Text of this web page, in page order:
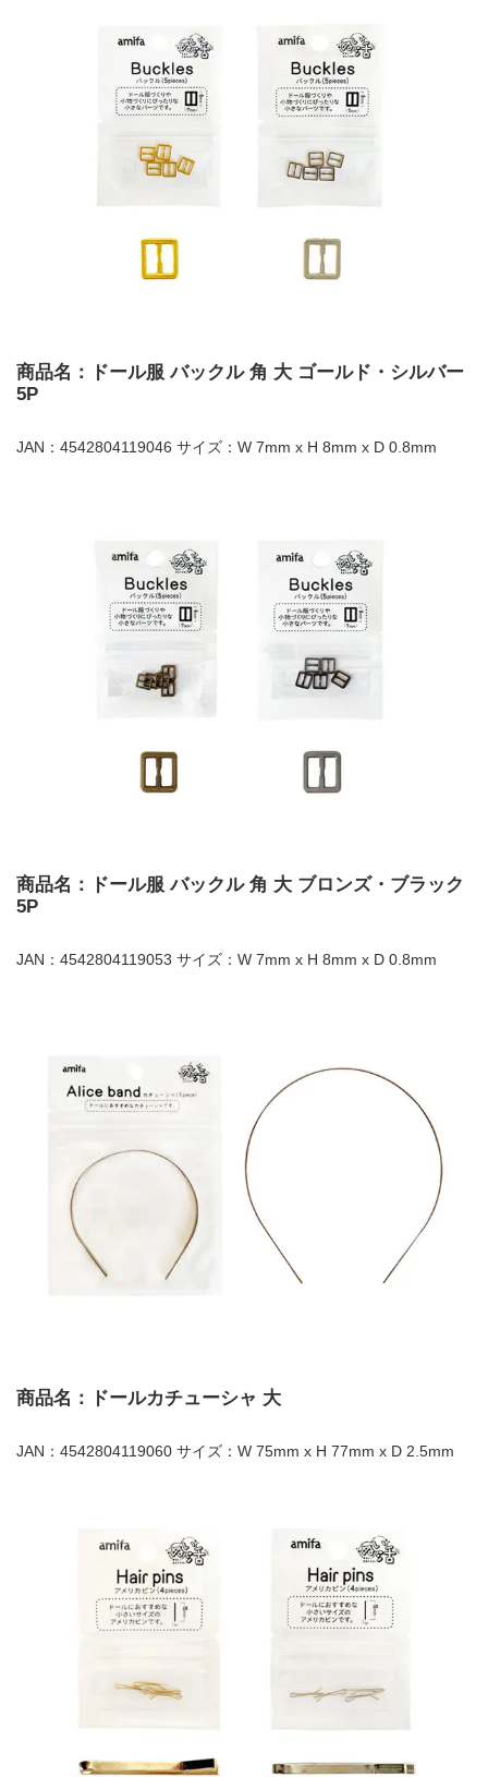
商品名：ドール服 バックル 角 大 ゴールド・シルバー
5P
JAN：4542804119046 サイズ：W 7mm x H 8mm x D 0.8mm
商品名：ドール服 バックル 角 大 ブロンズ・ブラック
5P
JAN：4542804119053 サイズ：W 7mm x H 8mm x D 0.8mm
商品名：ドールカチューシャ 大
JAN：4542804119060 サイズ：W 75mm x H 77mm x D 2.5mm